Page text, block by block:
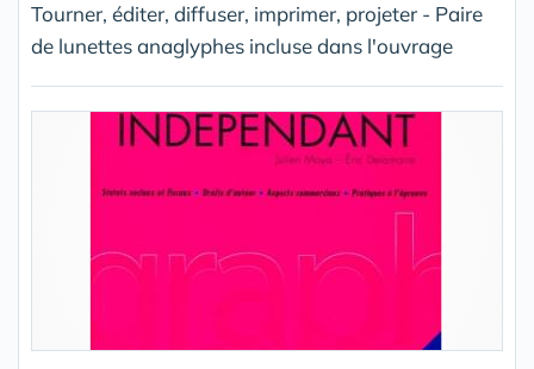
Tourner, éditer, diffuser, imprimer, projeter - Paire
de lunettes anaglyphes incluse dans l'ouvrage